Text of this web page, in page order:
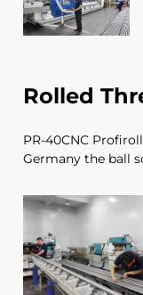
Rolled
PR-40CNC
Germany the ball